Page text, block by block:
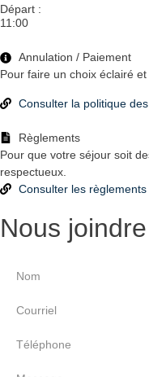
Départ :
11:00
Annulation / Paiement
Pour faire un choix éclairé
Consulter la politique
Règlements
Pour que votre séjour soit
respectueux.
Consulter les
Nous joindre